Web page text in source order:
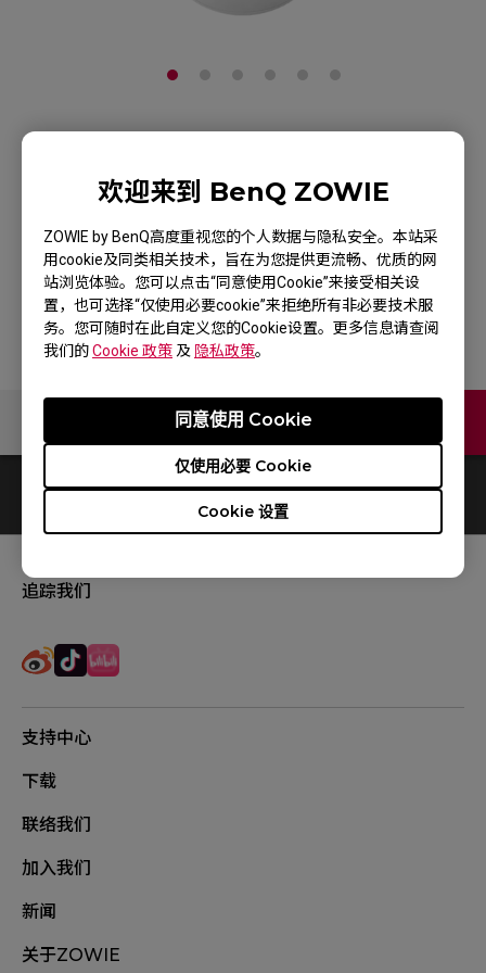
欢迎来到 BenQ ZOWIE
ZOWIE by BenQ高度重视您的个人数据与隐私安全。本站采
用cookie及同类相关技术，旨在为您提供更流畅、优质的网
站浏览体验。您可以点击“同意使用Cookie”来接受相关设
置，也可选择“仅使用必要cookie”来拒绝所有非必要技术服
务。您可随时在此自定义您的Cookie设置。更多信息请查阅
我们的Cookie 政策 及 隐私政策。
Cookie 设置
仅使用必要 Cookie
同意使用 Cookie
WHITE 白色亮面特別版
電競滑鼠
产品页
0 结果 Default
追踪我们
支持中心
下载
联络我们
加入我们
新闻
关于ZOWIE